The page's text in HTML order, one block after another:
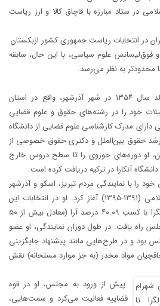
در ستاد مبارزه با قاچاق کالا و ارز ریاست
در انتخابات ریاست جمهوری کشور ازبکستان
علوم سیاسی، با این حال، سابقه
محدودتر به نظر می‌رسد.
میرهادی قره‌سید رومیانی متولد سال ۱۳۵۴ در شهر آذرشهر، واقع در استان
خود را در رشته‌های حقوق و علوم قضایی
دارای مدرک کارشناسی علوم قضایی از دانشگاه
حقوق بین‌الملل و دکتری حقوق خصوصی از
او دوره‌های حوزوی را تا سطح دروس خارج
آنکارا در ترکیه دریافت کرده است.
را با نمایندگی مردم تبریز، اسکو و آذرشهر
در دوره نهم مجلس شورای اسلامی (۱۳۹۱-۱۳۹۵) آغاز کرد. او در انتخابات این
دوره به عنوان یک نماینده اصولگرا با کسب ۴۰.۰۹ درصد آرا (معادل بیش از ۵۰
رأی) به مجلس راه یافت. در طول دوران نمایندگی، او عضو
و در طرح‌هایی مانند پیشنهاد جایگزینی
مواد مخدر (به جز موارد مسلحانه) نقش
پیش از ورود به مجلس، او در قوه
قضاییه فعالیت می‌کرد و سمت‌هایی،